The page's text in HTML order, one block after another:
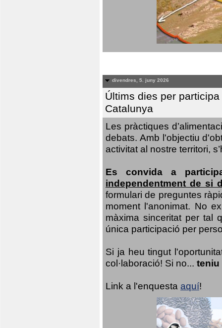
divendres, 5. juny 2026
Últims dies per
Catalunya
Les pràctiques
debats. Amb l'objectiu
activitat al nostre territori,
Es convida a
independentment de si
formulari de preguntes
moment l'anonimat. No
màxima sinceritat per tal
única participació per
Si ja heu tingut
col·laboració! Si no... teniu
Link a l'enquesta aquí!